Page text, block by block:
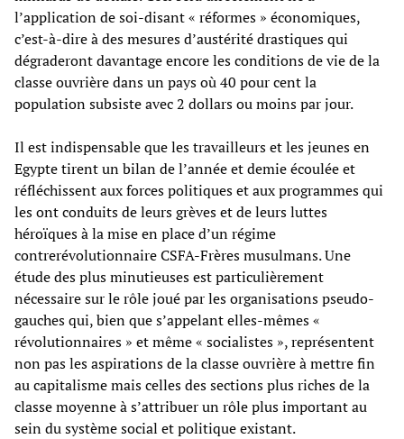
l’application de soi-disant « réformes » économiques,
c’est-à-dire à des mesures d’austérité drastiques qui
dégraderont davantage encore les conditions de vie de la
classe ouvrière dans un pays où 40 pour cent la
population subsiste avec 2 dollars ou moins par jour.
Il est indispensable que les travailleurs et les jeunes en
Egypte tirent un bilan de l’année et demie écoulée et
réfléchissent aux forces politiques et aux programmes qui
les ont conduits de leurs grèves et de leurs luttes
héroïques à la mise en place d’un régime
contrerévolutionnaire CSFA-Frères musulmans. Une
étude des plus minutieuses est particulièrement
nécessaire sur le rôle joué par les organisations pseudo-
gauches qui, bien que s’appelant elles-mêmes «
révolutionnaires » et même « socialistes », représentent
non pas les aspirations de la classe ouvrière à mettre fin
au capitalisme mais celles des sections plus riches de la
classe moyenne à s’attribuer un rôle plus important au
sein du système social et politique existant.